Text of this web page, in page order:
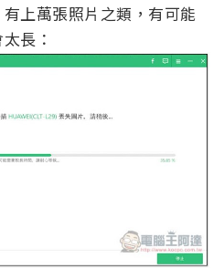
上萬張照片之類，有可能
長：